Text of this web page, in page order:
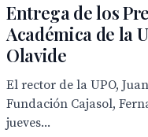
Entrega de los
Académica de la
Olavide
El rector de la UPO,
Fundación Cajasol,
jueves...